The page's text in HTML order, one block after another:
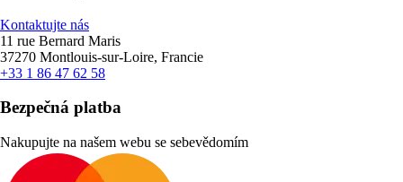
Kontaktujte nás
11 rue Bernard Maris
37270 Montlouis-sur-Loire, Francie
+33 1 86 47 62 58
Bezpečná platba
Nakupujte na našem webu se sebevědomím